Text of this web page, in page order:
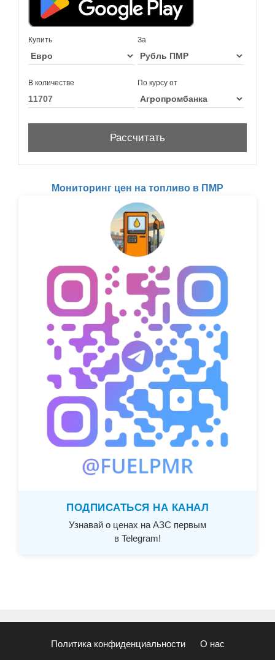
Купить За
В количестве По курсу от
Мониторинг цен на топливо в ПМР
ПОДПИСАТЬСЯ НА КАНАЛ
Узнавай о ценах на АЗС первым
в Telegram!
Политика конфиденциальности О нас